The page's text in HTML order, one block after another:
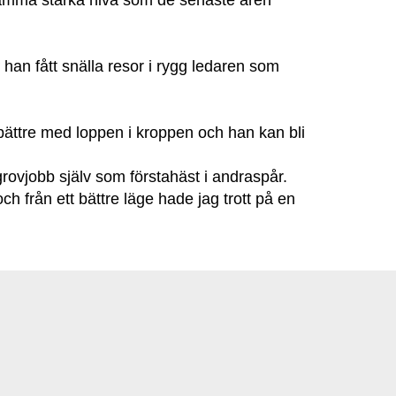
fått snälla resor i rygg ledaren som
med loppen i kroppen och han kan bli
själv som förstahäst i andraspår.
från ett bättre läge hade jag trott på en